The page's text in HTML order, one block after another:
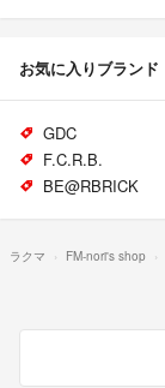
お気に入りブランド
GDC
F.C.R.B.
BE@RBRICK
ラクマ FM-nori's shop